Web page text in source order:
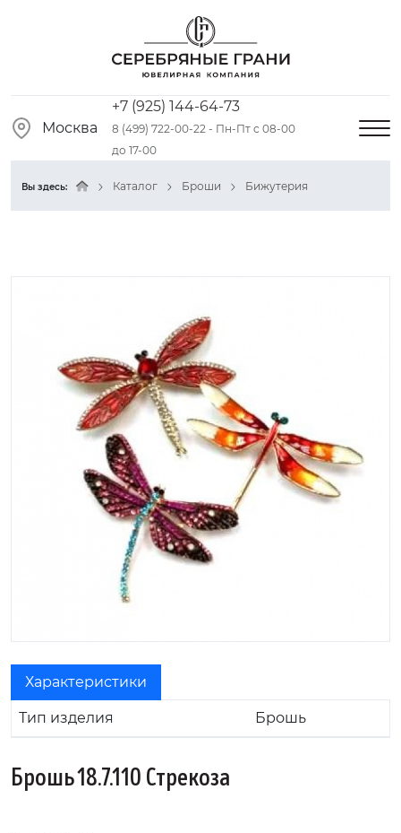
Москва
+7 (925) 144-64-73
8 (499) 722-00-22 - Пн-Пт с 08-00
до 17-00
Вы здесь: Каталог Броши Бижутерия
Характеристики
Тип изделия Брошь
Брошь 18.7.110 Стрекоза